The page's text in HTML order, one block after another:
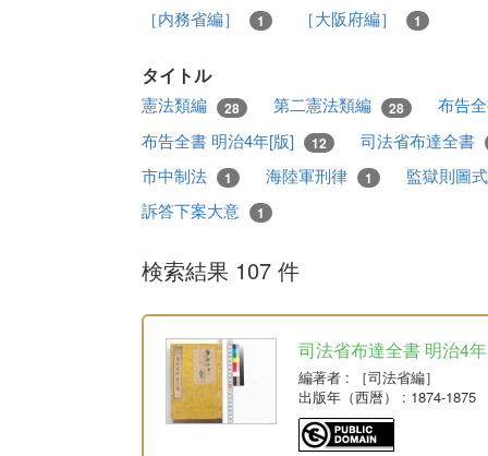
［内務省編］ 1 ［大阪府編］ 1
タイトル
憲法類編 28 第二憲法類編 28
布告
布告全書 明治4年[版]
12
司法省布達全書
市中制法
1 海陸軍刑律 1
監獄則圖
訴答下案大意
1
検索結果 107 件
司法省布達全書 明治4
編著者 : ［司法省編］
出版年（西暦）
: 1874-1875